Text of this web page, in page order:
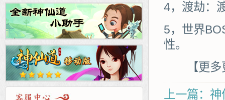
4，渡劫：
5，世界
性。
【更多更
上一篇：